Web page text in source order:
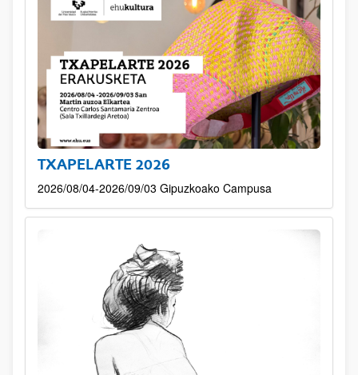
TXAPELARTE 2026
2026/08/04-2026/09/03 Gipuzkoako Campusa